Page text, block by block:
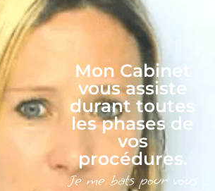
Mon Cabinet
vous assiste
durant toutes
les phases de
vos
procédures.
Je me bats pour vous